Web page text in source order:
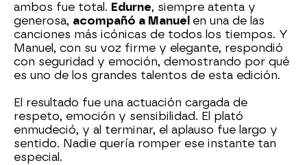
ambos fue total. Edurne, siempre atenta y
generosa, acompañó a Manuel en una de las
canciones más icónicas de todos los tiempos. Y
Manuel, con su voz firme y elegante, respondió
con seguridad y emoción, demostrando por qué
es uno de los grandes talentos de esta edición.
El resultado fue una actuación cargada de
respeto, emoción y sensibilidad. El plató
enmudeció, y al terminar, el aplauso fue largo y
sentido. Nadie quería romper ese instante tan
especial.